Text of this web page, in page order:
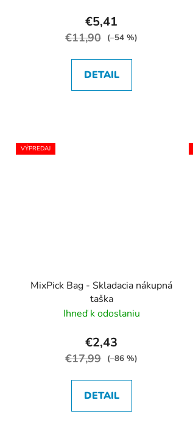
€5,41
€11,90 (–54 %)
DETAIL
VÝPREDAJ
MixPick Bag - Skladacia nákupná
taška
Ihneď k odoslaniu
€2,43
€17,99 (–86 %)
DETAIL